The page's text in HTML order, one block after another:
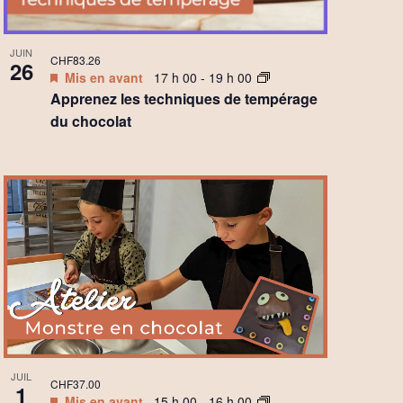
JUIN
26
Apprenez les techniques de tempérage
du chocolat
Mis en avant 17 h 00 - 19 h 00
CHF83.26
JUIL
1 CHF37.00